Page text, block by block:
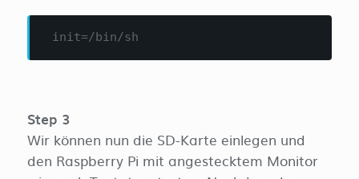
init=/bin/sh
Step 3
Wir können nun die SD-Karte einlegen und
den Raspberry Pi mit angestecktem Monitor